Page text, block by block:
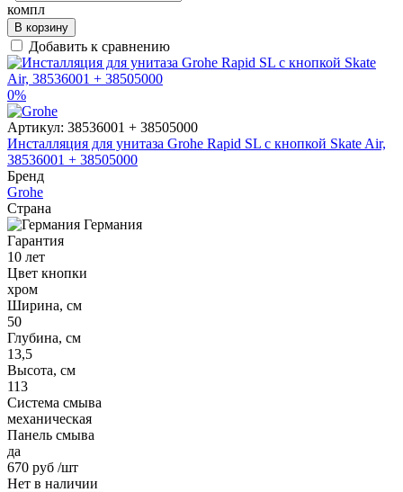
компл
В корзину
Добавить к сравнению
0%
Артикул: 38536001 + 38505000
Инсталляция для унитаза Grohe Rapid SL с кнопкой Skate Air,
38536001 + 38505000
Бренд
Grohe
Страна
Германия
Гарантия
10 лет
Цвет кнопки
хром
Ширина, см
50
Глубина, см
13,5
Высота, см
113
Система смыва
механическая
Панель смыва
да
670 руб /шт
Нет в наличии